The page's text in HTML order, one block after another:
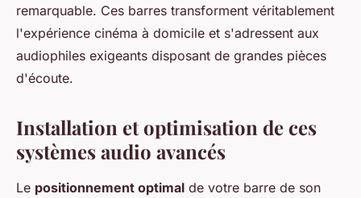
remarquable. Ces barres transforment véritablement
l'expérience cinéma à domicile et s'adressent aux
audiophiles exigeants disposant de grandes pièces
d'écoute.
Installation et optimisation de ces
systèmes audio avancés
Le positionnement optimal de votre barre de son